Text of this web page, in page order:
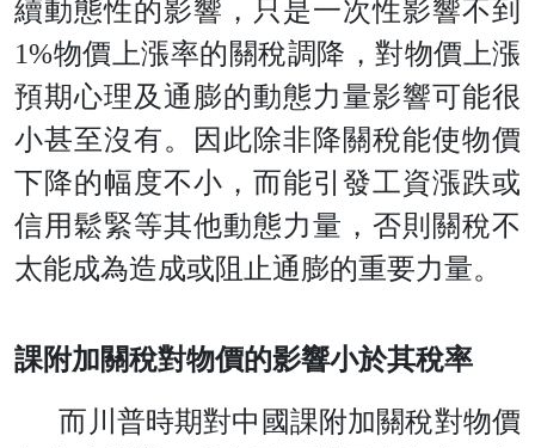
續動態性的影響，只是一次性影響不到
1%物價上漲率的關稅調降，對物價上漲
預期心理及通膨的動態力量影響可能很
小甚至沒有。因此除非降關稅能使物價
下降的幅度不小，而能引發工資漲跌或
信用鬆緊等其他動態力量，否則關稅不
太能成為造成或阻止通膨的重要力量。
課附加關稅對物價的影響小於其稅率
而川普時期對中國課附加關稅對物價